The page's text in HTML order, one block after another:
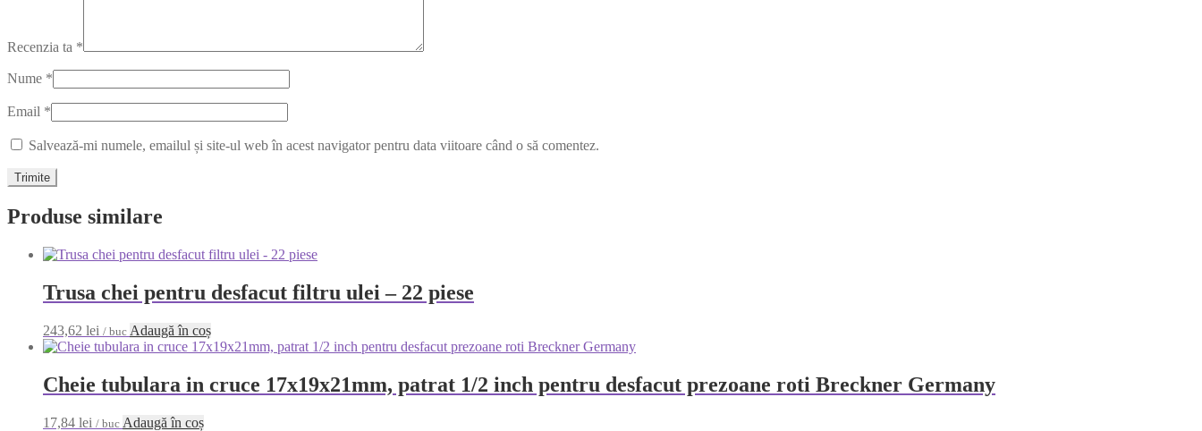
Recenzia ta *
Nume *
Email *
Salvează-mi numele, emailul și site-ul web în acest navigator pentru data viitoare când o să comentez.
Produse similare
Trusa chei pentru desfacut filtru ulei – 22 piese
243,62 lei / buc Adaugă în coș
Cheie tubulara in cruce 17x19x21mm, patrat 1/2 inch pentru desfacut prezoane roti Breckner Germany
17,84 lei / buc Adaugă în coș